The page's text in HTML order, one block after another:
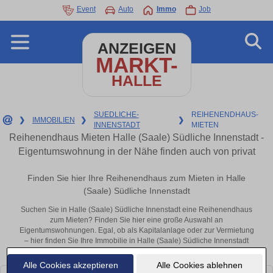
Alle Cookies akzeptieren Alle Cookies ablehnen
Event Auto Immo Job
ANZEIGEN
MARKT-
HALLE
❯ IMMOBILIEN ❯
SUEDLICHE-
INNENSTADT
❯
REIHENENDHAUS-
MIETEN
Reihenendhaus Mieten Halle (Saale) Südliche Innenstadt -
Eigentumswohnung in der Nähe finden auch von privat
Finden Sie hier Ihre Reihenendhaus zum Mieten in Halle
(Saale) Südliche Innenstadt
Suchen Sie in Halle (Saale) Südliche Innenstadt eine Reihenendhaus
zum Mieten? Finden Sie hier eine große Auswahl an
Eigentumswohnungen. Egal, ob als Kapitalanlage oder zur Vermietung
– hier finden Sie Ihre Immobilie in Halle (Saale) Südliche Innenstadt